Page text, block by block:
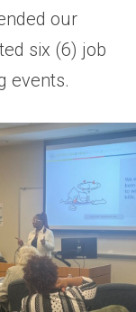
our
six (6) job
events.